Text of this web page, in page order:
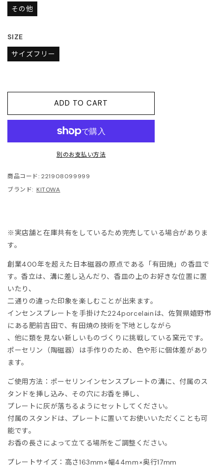
GOOSE DELUXE
MARANT
MARANT ETOILE
LAWRENCE SULLIVAN
BEACON
MARGIELA
MAISON MARGIELA
く
その他
SIZE
サイズフリー
ADD TO CART
別のお支払い方法
商品コード:221908099999
ブランド: KITOWA
※実店舗と在庫共有をしているため完売している場合がありま
す。
創業400年を超えた日本磁器の原点である「有田焼」の香皿で
す。香立は、溝に差し込んだり、香皿の上のお好きな位置に置
いたり、
二通りの違った印象を楽しむことが出来ます。
インセンスプレートを手掛けた224porcelainは、佐賀県嬉野市
にある肥前吉田で、有田焼の技術を下地としながら
、他に類を見ない新しいものづくりに挑戦している窯元です。
ポーセリン（陶磁器）は手作りのため、色や形に個体差があり
ます。
ご使用方法：ポーセリンインセンスプレートの溝に、付属のス
タンドを挿し込み、その穴にお香を挿し、
プレートに灰が落ちるようにセットしてください。
付属のスタンドは、プレートに置いてお使いいただくことも可
能です。
お香の長さによって立てる場所をご調整ください。
プレートサイズ：高さ163mm×幅44mm×奥行17mm